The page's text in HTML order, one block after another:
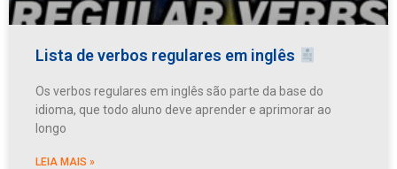
Lista de verbos regulares em inglês
Os verbos regulares em inglês são parte da base do
idioma, que todo aluno deve aprender e aprimorar ao
longo
LEIA MAIS »